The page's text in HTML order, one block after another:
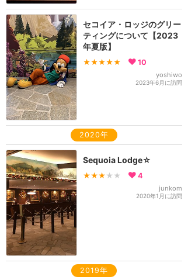
セコイア・ロッジのグリー
ティングについて【2023
年夏版】
★★★★★ 10
yoshiwo
2023年6月に訪問
2020年
Sequoia Lodge☆
★★★ ★★ 4
junkom
2020年1月に訪問
2019年